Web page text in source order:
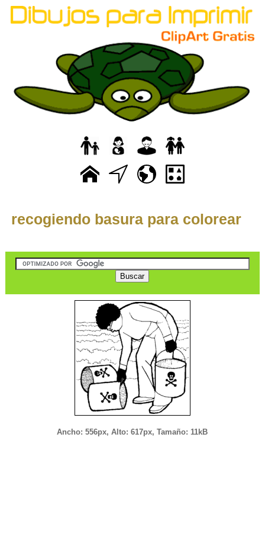
recogiendo basura para colorear
Ancho: 556px, Alto: 617px, Tamaño: 11kB